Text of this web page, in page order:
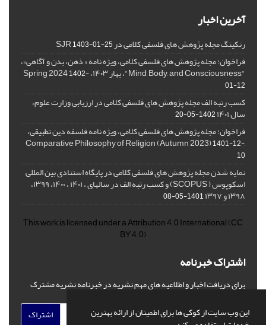
این وب سایت از کوکی ها برای اطمینان از ارائه بهترین
آخرین اخبار
رنکینگ مجله پژوهش های فلسفی کلامی در SJR1403-01-25
فراخوان: مجله پژوهش های فلسفی کلامی، ویژه نامه « ذهن، بدن و آگاهی»،
"Mind, Body, and Consciousness"، بهار ۱۴۰۳، Spring 2024
1402-
01-12
کسب رتبه الف مجله پژوهش های فلسفی کلامی در ارزیابی وزارت علوم،
سال ۱۴۰۱ 1402-05-20
فراخوان: مجله پژوهش های فلسفی کلامی، ویژه نامه فلسفه دین تطبیقی،
,Comparative Philosophy of Religion (Autumn 2023)
1401-12-
10
نمایه شدن مجله پژوهش های فلسفی کلامی در پایگاه استنادی بین المللی
اسکوپوس ( SCOPUS) و کسب رتبه الف در سالهای ، ۱۴۰۱ ، ۱۴۰۰، ۱۳۹۹،
۱۳۹۸ و ۱۳۹۷ 1401-05-08
This work is licensed under aAttribution 4.0 International(CC
BY 4.0)
اشتراک خبرنامه
برای دریافت اخبار و اطلاعیه های مهم نشریه در خبرنامه نشریه مشترک
اشتراک